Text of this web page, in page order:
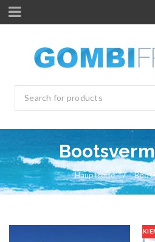
Hauptseite /